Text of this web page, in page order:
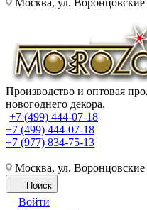
Москва, ул.
Производство и оптовая
новогоднего декора.
+7 (499) 444-07-18
+7 (499) 444-07-18
+7 (977) 834-75-13
Москва, ул.
Поиск
Войти